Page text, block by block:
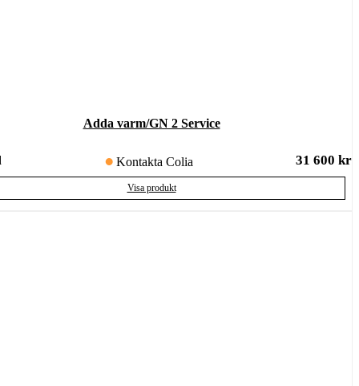
Adda varm/GN 2 Service
Kontakta Colia 31 600 kr
Visa produkt